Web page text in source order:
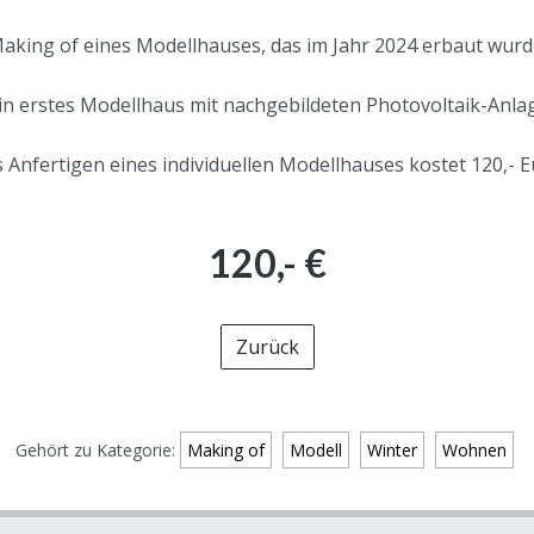
of eines Modellhauses, das im Jahr 2024 erbaut
erstes Modellhaus mit nachgebildeten Photovoltaik-
Anfertigen eines individuellen Modellhauses kostet 120,-
120,- €
Zurück
Gehört zu Kategorie: Making of Modell Winter Wohnen